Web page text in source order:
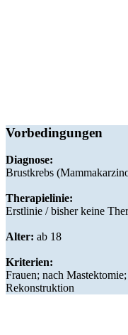
Vorbedingungen
Diagnose:
Brustkrebs
Therapielinie:
Erstlinie / bisher keine
Alter: ab 18
Kriterien:
Frauen; nach
Rekonstruktion